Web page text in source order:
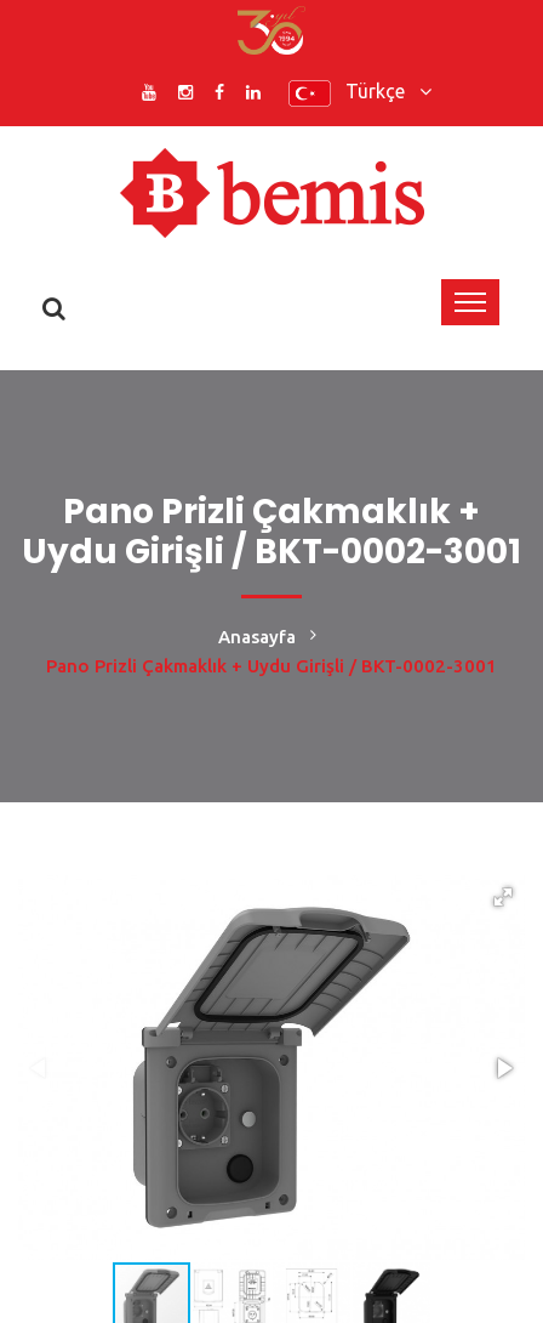
Türkçe
Pano Prizli Çakmaklık +
Uydu Girişli / BKT-0002-3001
Anasayfa
Pano Prizli Çakmaklık + Uydu Girişli / BKT-0002-3001